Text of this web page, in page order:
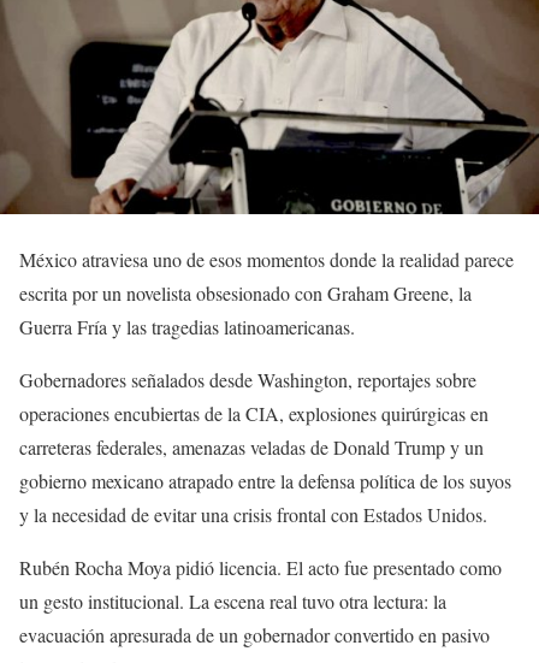
México atraviesa uno de esos momentos donde la realidad parece
escrita por un novelista obsesionado con Graham Greene, la
Guerra Fría y las tragedias latinoamericanas.
Gobernadores señalados desde Washington, reportajes sobre
operaciones encubiertas de la CIA, explosiones quirúrgicas en
carreteras federales, amenazas veladas de Donald Trump y un
gobierno mexicano atrapado entre la defensa política de los suyos
y la necesidad de evitar una crisis frontal con Estados Unidos.
Rubén Rocha Moya pidió licencia. El acto fue presentado como
un gesto institucional. La escena real tuvo otra lectura: la
evacuación apresurada de un gobernador convertido en pasivo